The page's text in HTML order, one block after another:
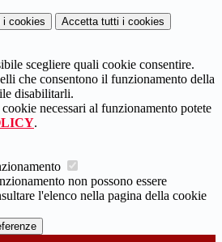
i cookies Accetta tutti i cookies
scegliere quali cookie consentire.
che consentono il funzionamento della
disabilitarli.
necessari al funzionamento potete
.
non possono essere
l'elenco nella pagina della cookie